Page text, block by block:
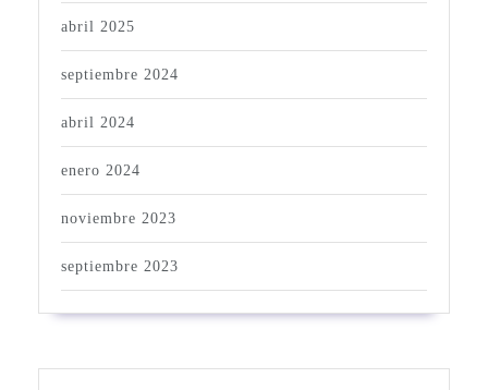
abril 2025
septiembre 2024
abril 2024
enero 2024
noviembre 2023
septiembre 2023